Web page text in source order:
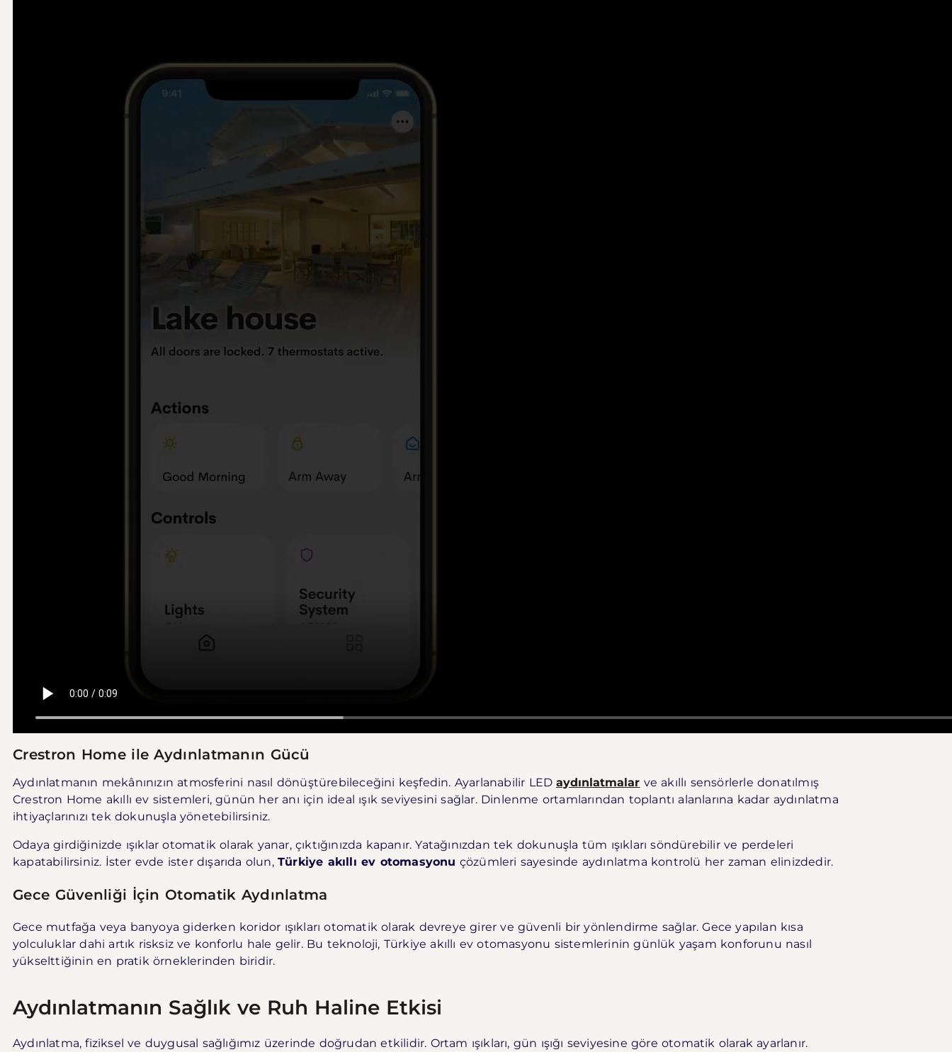
Crestron Home ile Aydınlatmanın Gücü
Aydınlatmanın mekânınızın atmosferini nasıl dönüştürebileceğini keşfedin. Ayarlanabilir LEDaydınlatmalar ve akıllı sensörlerle donatılmış
Crestron Home akıllı ev sistemleri, günün her anı için ideal ışık seviyesini sağlar. Dinlenme ortamlarından toplantı alanlarına kadar aydınlatma
ihtiyaçlarınızı tek dokunuşla yönetebilirsiniz.
Odaya girdiğinizde ışıklar otomatik olarak yanar, çıktığınızda kapanır. Yatağınızdan tek dokunuşla tüm ışıkları söndürebilir ve perdeleri
kapatabilirsiniz. İster evde ister dışarıda olun, Türkiye akıllı ev otomasyonu çözümleri sayesinde aydınlatma kontrolü her zaman elinizdedir.
Gece Güvenliği İçin Otomatik Aydınlatma
Gece mutfağa veya banyoya giderken koridor ışıkları otomatik olarak devreye girer ve güvenli bir yönlendirme sağlar. Gece yapılan kısa
yolculuklar dahi artık risksiz ve konforlu hale gelir. Bu teknoloji, Türkiye akıllı ev otomasyonu sistemlerinin günlük yaşam konforunu nasıl
yükselttiğinin en pratik örneklerinden biridir.
Aydınlatmanın Sağlık ve Ruh Haline Etkisi
Aydınlatma, fiziksel ve duygusal sağlığımız üzerinde doğrudan etkilidir. Ortam ışıkları, gün ışığı seviyesine göre otomatik olarak ayarlanır.